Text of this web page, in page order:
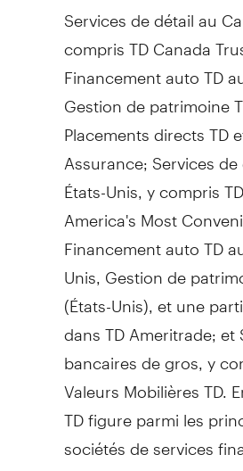
Services de détail au
compris TD Canada
Financement auto TD
Gestion depatrimoine
Placements directs TD
Assurance; Services
États-Unis, y compris
America's Most
Financement auto TD
Unis, Gestion de
(États-Unis), et une
dans TD Ameritrade; et
bancaires de gros, y
Valeurs Mobilières TD.
TD figure parmi les
sociétés de services